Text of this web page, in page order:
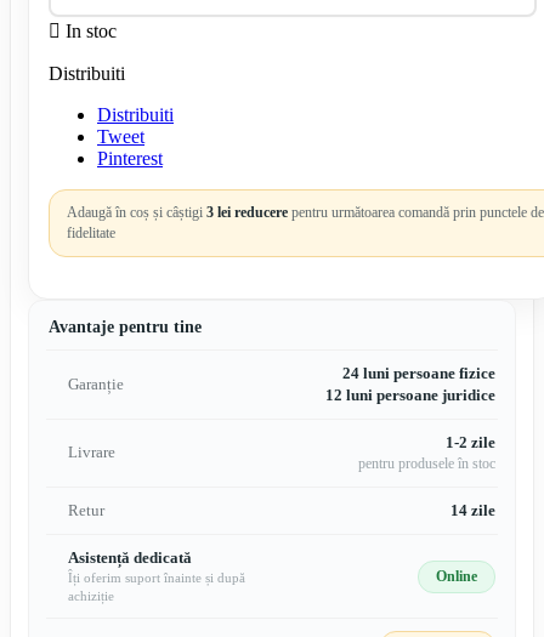
Avantaje pentru tine
Garanție
24 luni persoane fizice
12 luni persoane juridice
Livrare
1-2 zile
pentru produsele în stoc
Retur 14 zile
Asistență dedicată
Îți oferim suport înainte și după
achiziție
Online
 In stoc
Distribuiti
Distribuiti
Tweet
Pinterest
Adaugă în coș și câștigi 3 lei reducere pentru următoarea comandă prin punctele de
fidelitate